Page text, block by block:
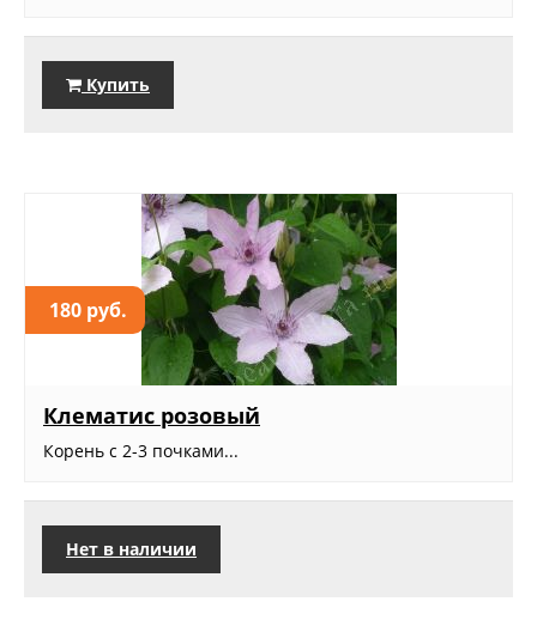
Купить
180 руб.
Клематис розовый
Корень с 2-3 почками...
Нет в наличии